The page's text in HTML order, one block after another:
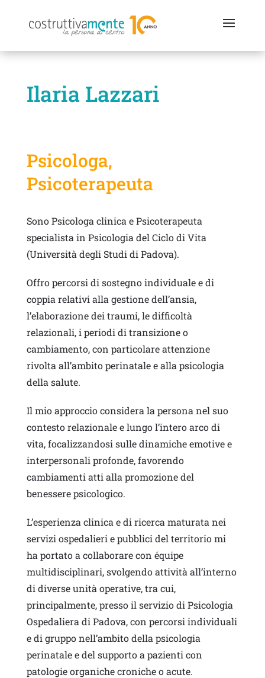
Ilaria Lazzari
Psicologa,
Psicoterapeuta
Sono Psicologa clinica e Psicoterapeuta
specialista in Psicologia del Ciclo di Vita
(Università degli Studi di Padova).
Offro percorsi di sostegno individuale e di
coppia relativi alla gestione dell’ansia,
l’elaborazione dei traumi, le difficoltà
relazionali, i periodi di transizione o
cambiamento, con particolare attenzione
rivolta all’ambito perinatale e alla psicologia
della salute.
Il mio approccio considera la persona nel suo
contesto relazionale e lungo l’intero arco di
vita, focalizzandosi sulledinamiche emotive e
interpersonali profonde, favorendo
cambiamenti atti alla promozione del
benessere psicologico.
L’esperienza clinica e di ricerca maturata nei
servizi ospedalieri e pubblici del territorio mi
ha portato a collaborare con équipe
multidisciplinari, svolgendo attività all’interno
di diverse unità operative, tra cui,
principalmente, presso il servizio di Psicologia
Ospedaliera di Padova, con percorsi individuali
e di gruppo nell’ambito della psicologia
perinatale e del supporto a pazienti con
patologie organiche croniche o acute.